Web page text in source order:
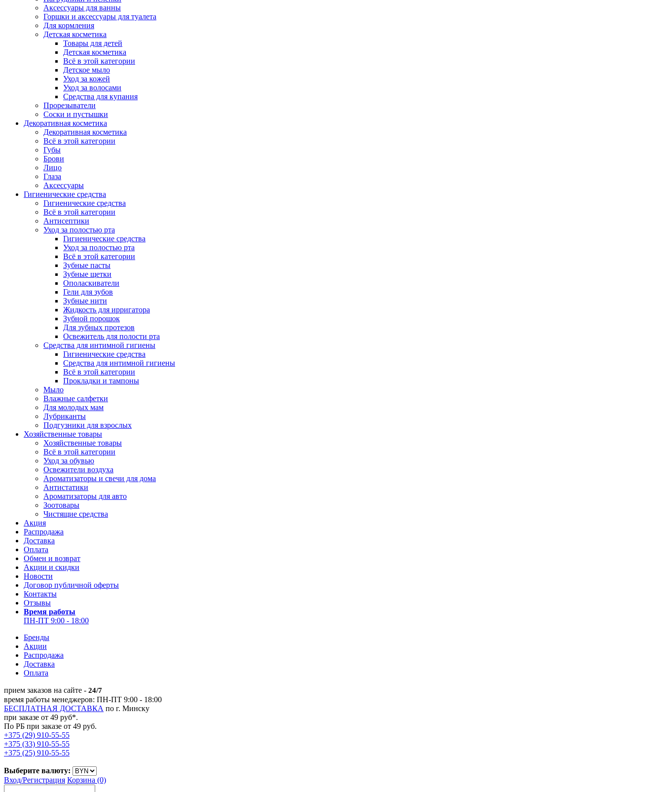
Аксессуары для ванны
Горшки и аксессуары для туалета
Для кормления
Детская косметика
Товары для детей
Детская косметика
Всё в этой категории
Детское мыло
Уход за кожей
Уход за волосами
Средства для купания
Прорезыватели
Соски и пустышки
Декоративная косметика
Декоративная косметика
Всё в этой категории
Губы
Брови
Лицо
Глаза
Аксессуары
Гигиенические средства
Гигиенические средства
Всё в этой категории
Антисептики
Уход за полостью рта
Гигиенические средства
Уход за полостью рта
Всё в этой категории
Зубные пасты
Зубные щетки
Ополаскиватели
Гели для зубов
Зубные нити
Жидкость для ирригатора
Зубной порошок
Для зубных протезов
Освежитель для полости рта
Средства для интимной гигиены
Гигиенические средства
Средства для интимной гигиены
Всё в этой категории
Прокладки и тампоны
Мыло
Влажные салфетки
Для молодых мам
Лубриканты
Подгузники для взрослых
Хозяйственные товары
Хозяйственные товары
Всё в этой категории
Уход за обувью
Освежители воздуха
Ароматизаторы и свечи для дома
Антистатики
Ароматизаторы для авто
Зоотовары
Чистящие средства
Акция
Распродажа
Доставка
Оплата
Обмен и возврат
Акции и скидки
Новости
Договор публичной оферты
Контакты
Отзывы
Время работы
ПН-ПТ 9:00 - 18:00
Бренды
Акции
Распродажа
Доставка
Оплата
прием заказов на сайте - 24/7
время работы менеджеров: ПН-ПТ 9:00 - 18:00
БЕСПЛАТНАЯ ДОСТАВКА по г. Минску
при заказе от 49 руб*.
По РБ при заказе от 49 руб.
+375 (29) 910-55-55
+375 (33) 910-55-55
+375 (25) 910-55-55
Выберите валюту:
Вход/Регистрация Корзина (0)